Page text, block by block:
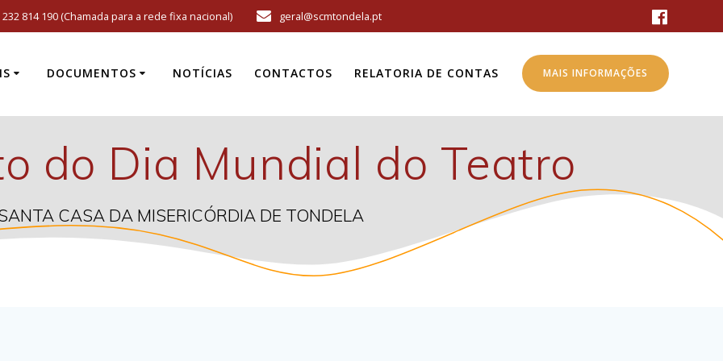
232 814 190 (Chamada para a rede fixa nacional) geral@scmtondela.pt
DOCUMENTOS NOTÍCIAS CONTACTOS RELATORIA DE CONTAS MAIS INFORMAÇÕES
do Dia Mundial do Teatro
CASA DA MISERICÓRDIA DE TONDELA